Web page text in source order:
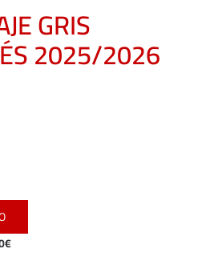
GRIS
2025/2026